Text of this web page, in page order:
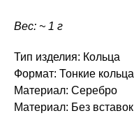
Вес: ~ 1 г
Тип изделия: Кольца
Формат: Тонкие кольца
Материал: Серебро
Материал: Без вставок